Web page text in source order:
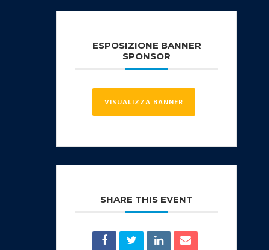
ESPOSIZIONE BANNER
SPONSOR
VISUALIZZA BANNER
SHARE THIS EVENT